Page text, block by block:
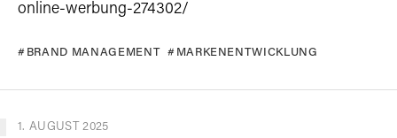
online-werbung-274302/
BRAND MANAGEMENT MARKENENTWICKLUNG
1. AUGUST 2025